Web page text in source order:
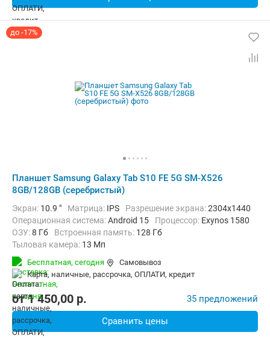
до -17%
Планшет Samsung Galaxy Tab S10 FE 5G SM-X526
8GB/128GB (серебристый)
Экран: 10.9 " Матрица: IPS Разрешение экрана:2304x1440
Операционная система:Android 15 Процессор: Exynos 1580​
ОЗУ:8 Гб Встроенная память: 128 Гб
Тыловая камера: 13 Мп
Беспроводная связь:
Комплектация:
Перо (стилус)
Бесплатная, сегодня
Самовывоз
карта, наличные, рассрочка, ОПЛАТИ, кредит
от1 450,00 p. 35 предложений
Сравнить цены